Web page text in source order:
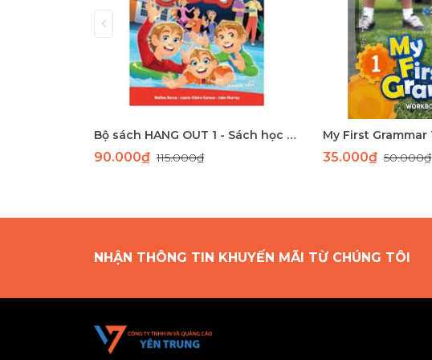
Bộ sách HANG OUT 1 - Sách học tiếng Anh giao tiếp dành cho học sinh tiểu học
90.000₫115.000₫ 35.000₫ 50.000₫
NHẬN THÔNG TIN KHUYẾN MÃI TỪ CHÚNG TÔI